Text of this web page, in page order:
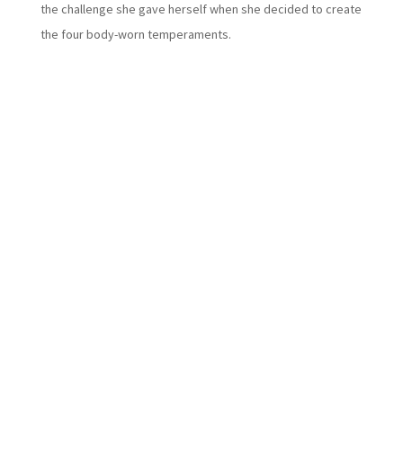
the challenge she gave herself when she decided to create
the four body-worn temperaments.